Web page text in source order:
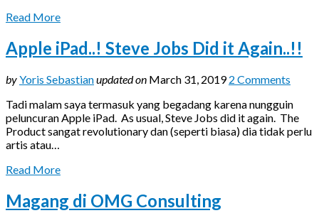
Read More
Apple iPad..! Steve Jobs Did it Again..!!
byYoris Sebastianupdated on March 31, 2019 2 Comments
Tadi malam saya termasuk yang begadang karena nungguin
peluncuran Apple iPad. As usual, Steve Jobs did it again. The
Product sangat revolutionary dan (seperti biasa) dia tidak perlu
artis atau…
Read More
Magang di OMG Consulting